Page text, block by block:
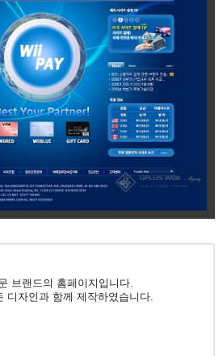
브랜드의 홈페이지입니다.
디자인과 함께 제작하였습니다.